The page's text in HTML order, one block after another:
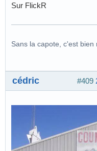
Sur FlickR
Sans la capote, c'est bien
#409
cédric